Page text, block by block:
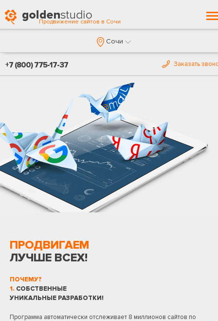
Продвижение сайтов в Сочи
Сочи
+7 (800) 775-17-37 Заказать
ПРОДВИГАЕМ
ЛУЧШЕ ВСЕХ!
ПОЧЕМУ?
1. СОБСТВЕННЫЕ
УНИКАЛЬНЫЕ РАЗРАБОТКИ!
Программа автоматически отслеживает 8 миллионов сайтов по